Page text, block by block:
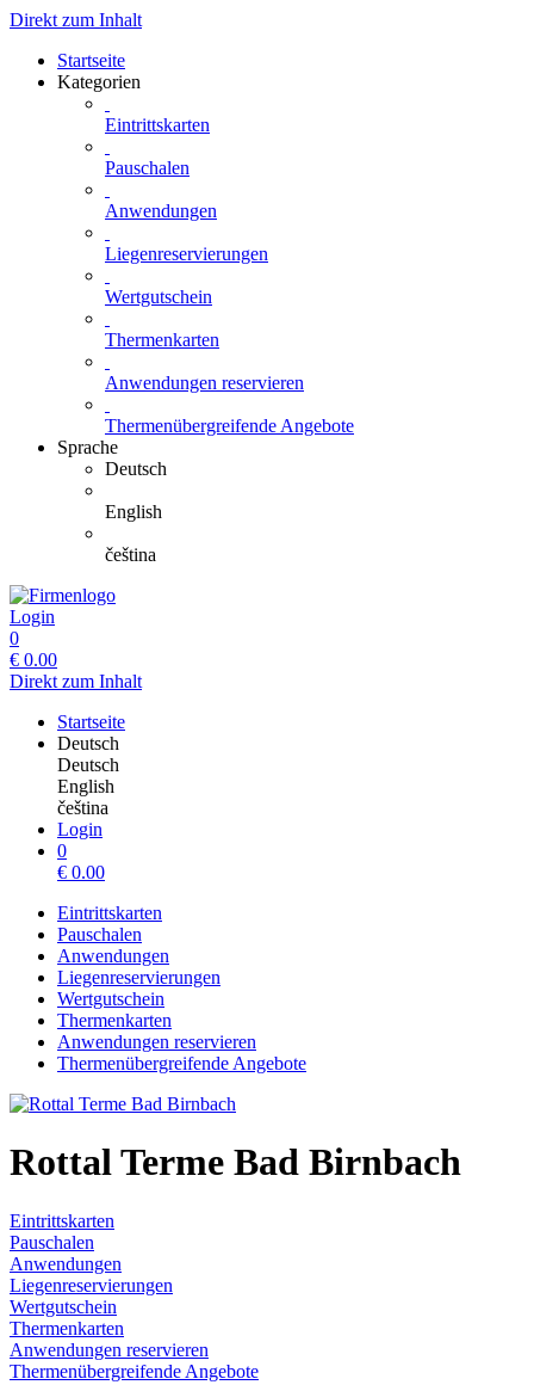
Direkt zum Inhalt
Startseite
Kategorien
Eintrittskarten
Pauschalen
Anwendungen
Liegenreservierungen
Wertgutschein
Thermenkarten
Anwendungen reservieren
Thermenübergreifende Angebote
Sprache
Deutsch
English
čeština
Login
0
€ 0.00
Direkt zum Inhalt
Startseite
Deutsch
Deutsch
English
čeština
Login
0
€ 0.00
Eintrittskarten
Pauschalen
Anwendungen
Liegenreservierungen
Wertgutschein
Thermenkarten
Anwendungen reservieren
Thermenübergreifende Angebote
Rottal Terme Bad Birnbach
Eintrittskarten
Pauschalen
Anwendungen
Liegenreservierungen
Wertgutschein
Thermenkarten
Anwendungen reservieren
Thermenübergreifende Angebote